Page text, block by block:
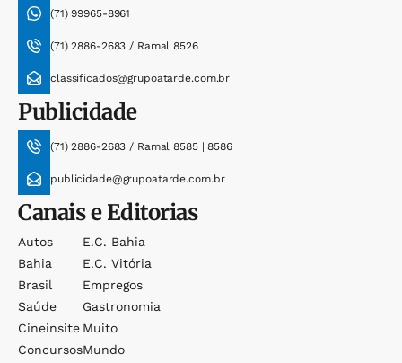
(71) 99965-8961
(71) 2886-2683 / Ramal 8526
classificados@grupoatarde.com.br
Publicidade
(71) 2886-2683 / Ramal 8585 | 8586
publicidade@grupoatarde.com.br
Canais e Editorias
Autos
Bahia
Brasil
Saúde
Cineinsite
Concursos
E.c. Bahia
E.c. Vitória
Empregos
Gastronomia
Muito
Mundo